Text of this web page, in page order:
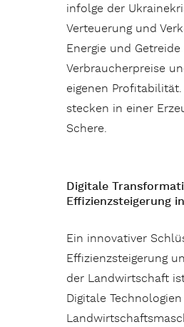
infolge der
Verteuerung und
Energie und
Verbraucherpreise
eigenen
stecken in einer
Schere.
Digitale
Effizienzsteigerung
Ein innovativer
Effizienzsteigerung
der Landwirtschaft
Digitale